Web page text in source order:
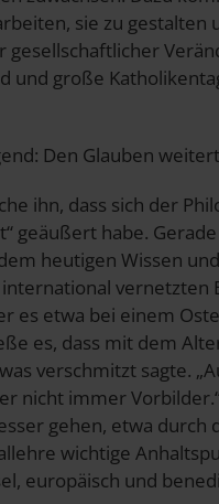
sie zu gestalten
gesellschaftlicher
und große
Den Glauben
ihn, dass sich der
geäußert habe.
heutigen Wissen
vernetzten
es etwa bei einem
es, dass mit dem
verschmitzt sagte.
nicht immer
gehen, etwa durch
wichtige
europäisch und